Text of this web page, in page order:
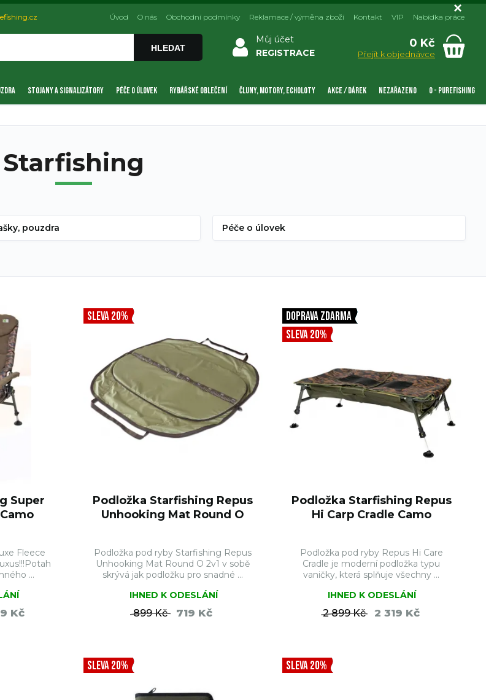
HLEDAT
Můj účet
REGISTRACE
0 Kč
Přejít k objednávce
Úvod O nás Obchodní podmínky Reklamace / výměna zboží Kontakt VIP Nabídka práce
STOJANY A SIGNALIZÁTORY PÉČE O ÚLOVEK RYBÁŘSKÉ OBLEČENÍ ČLUNY, MOTORY, ECHOLOTY AKCE / DÁREK NEZAŘAZENO 0 - PUREFISHING
Starfishing
pouzdra Péče o úlovek
Super
Fleece
...
Kč
SLEVA 20%
Podložka Starfishing Repus
Unhooking Mat Round O
Podložka pod ryby Starfishing Repus
Unhooking Mat Round O 2v1 v sobě
skrývá jak podložku pro snadné ...
IHNED K ODESLÁNÍ
899 Kč 719 Kč
DOPRAVA ZDARMA
SLEVA 20%
Podložka Starfishing Repus
Hi Carp Cradle Camo
Podložka pod ryby Repus Hi Care
Cradle je moderní podložka typu
vaničky, která splňuje všechny ...
IHNED K ODESLÁNÍ
2 899 Kč 2 319 Kč
SLEVA 20% SLEVA 20%